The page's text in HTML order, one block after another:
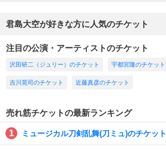
君島大空が好きな方に人気のチケット
注目の公演・アーティストのチケット
沢田研二（ジュリー）のチケット 宇都宮隆のチケット
吉川晃司のチケット 近藤真彦のチケット
売れ筋チケットの最新ランキング
ミュージカル刀剣乱舞(刀ミュ)のチケット